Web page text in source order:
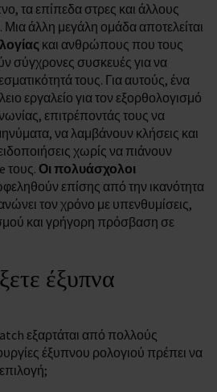
τα επίπεδα στρες και άλλους
Μια άλλη μεγάλη ομάδα αποτελείται
και ανθρώπους που τους
σύγχρονες συσκευές για να
τους. Για αυτούς, ένα
εργαλείο για τον εξορθολογισμό
επιτρέποντάς τους να
να λαμβάνουν κλήσεις και
χωρίς να πιάνουν
τους. Οι πολυάσχολοι
επίσης από την ικανότητα
τον χρόνο με υπενθυμίσεις,
και γρήγορη πρόσβαση σε
έξυπνα
εξαρτάται από πολλούς
έξυπνου ρολογιού πρέπει να